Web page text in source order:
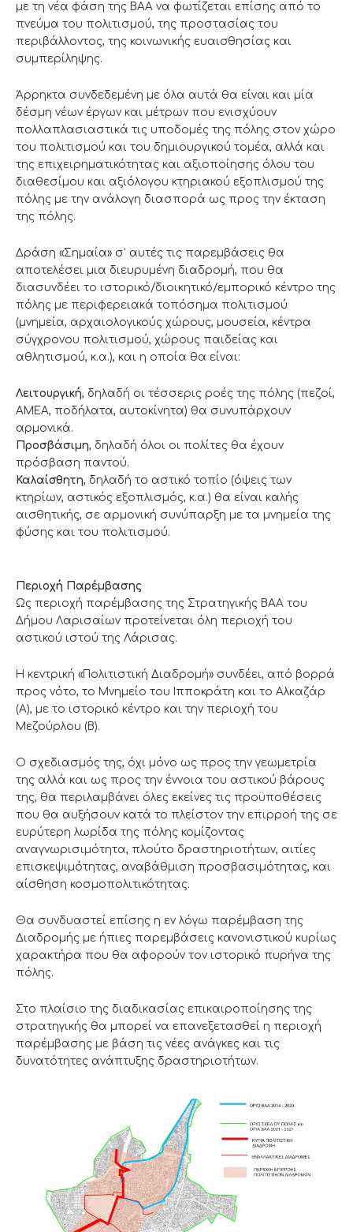
με τη νέα φάση της ΒΑΑ να φωτίζεται επίσης από το
πνεύμα του πολιτισμού, της προστασίας του
περιβάλλοντος, της κοινωνικής ευαισθησίας και
συμπερίληψης.
Άρρηκτα συνδεδεμένη με όλα αυτά θα είναι και μία
δέσμη νέων έργων και μέτρων που ενισχύουν
πολλαπλασιαστικά τις υποδομές της πόλης στον χώρο
του πολιτισμού και του δημιουργικού τομέα, αλλά και
της επιχειρηματικότητας και αξιοποίησης όλου του
διαθεσίμου και αξιόλογου κτηριακού εξοπλισμού της
πόλης με την ανάλογη διασπορά ως προς την έκταση
της πόλης.
Δράση «Σημαία» σ’ αυτές τις παρεμβάσεις θα
αποτελέσει μια διευρυμένη διαδρομή, που θα
διασυνδέει το ιστορικό/διοικητικό/εμπορικό κέντρο της
πόλης με περιφερειακά τοπόσημα πολιτισμού
(μνημεία, αρχαιολογικούς χώρους, μουσεία, κέντρα
σύγχρονου πολιτισμού, χώρους παιδείας και
αθλητισμού, κ.α.), και η οποία θα είναι:
Λειτουργική, δηλαδή οι τέσσερις ροές της πόλης (πεζοί,
ΑΜΕΑ, ποδήλατα, αυτοκίνητα) θα συνυπάρχουν
αρμονικά.
Προσβάσιμη, δηλαδή όλοι οι πολίτες θα έχουν
πρόσβαση παντού.
Καλαίσθητη, δηλαδή το αστικό τοπίο (όψεις των
κτηρίων, αστικός εξοπλισμός, κ.α.) θα είναι καλής
αισθητικής, σε αρμονική συνύπαρξη με τα μνημεία της
φύσης και του πολιτισμού.
Περιοχή Παρέμβασης
Ως περιοχή παρέμβασης της Στρατηγικής ΒΑΑ του
Δήμου Λαρισαίων προτείνεται όλη περιοχή του
αστικού ιστού της Λάρισας.
Η κεντρική «Πολιτιστική Διαδρομή» συνδέει, από βορρά
προς νότο, το Μνημείο του Ιπποκράτη και το Αλκαζάρ
(A), με το ιστορικό κέντρο και την περιοχή του
Μεζούρλου (B).
Ο σχεδιασμός της, όχι μόνο ως προς την γεωμετρία
της αλλά και ως προς την έννοια του αστικού βάρους
της, θα περιλαμβάνει όλες εκείνες τις προϋποθέσεις
που θα αυξήσουν κατά το πλείστον την επιρροή της σε
ευρύτερη λωρίδα της πόλης κομίζοντας
αναγνωρισιμότητα, πλούτο δραστηριοτήτων, αιτίες
επισκεψιμότητας, αναβάθμιση προσβασιμότητας, και
αίσθηση κοσμοπολιτικότητας.
Θα συνδυαστεί επίσης η εν λόγω παρέμβαση της
Διαδρομής με ήπιες παρεμβάσεις κανονιστικού κυρίως
χαρακτήρα που θα αφορούν τον ιστορικό πυρήνα της
πόλης.
Στο πλαίσιο της διαδικασίας επικαιροποίησης της
στρατηγικής θα μπορεί να επανεξετασθεί η περιοχή
παρέμβασης με βάση τις νέες ανάγκες και τις
δυνατότητες ανάπτυξης δραστηριοτήτων.